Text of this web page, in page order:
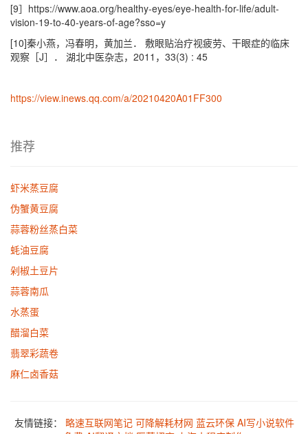
[9］https://www.aoa.org/healthy-eyes/eye-health-for-life/adult-
vision-19-to-40-years-of-age?sso=y
[10]秦小燕，冯春明，黄加兰． 敷眼贴治疗视疲劳、干眼症的临床
观察［J］． 湖北中医杂志，2011，33(3) : 45
https://view.inews.qq.com/a/20210420A01FF300
推荐
虾米蒸豆腐
伪蟹黄豆腐
蒜蓉粉丝蒸白菜
蚝油豆腐
剁椒土豆片
蒜蓉南瓜
水蒸蛋
醋溜白菜
翡翠彩蔬卷
麻仁卤香菇
友情链接： 略速互联网笔记 可降解耗材网 蓝云环保 AI写小说软件